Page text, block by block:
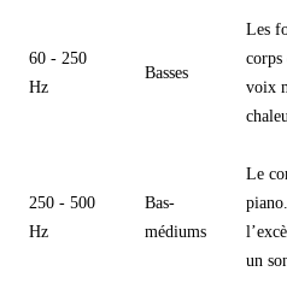
60 - 250
Hz
Basses
Les
corps
voix
250 - 500
Hz
Bas-
médiums
Le
un